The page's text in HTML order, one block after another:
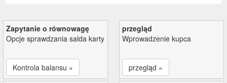
Zapytanie o równowagę
Opcje sprawdzania salda karty
Kontrola balansu »
przegląd
Wprowadzenie kupca
przegląd »